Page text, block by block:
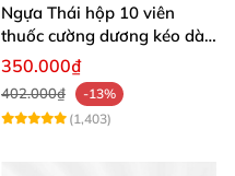
Ngựa Thái hộp 10 viên
thuốc cường dương kéo dài
cực mạnh
350.000₫
402.000₫
-13%
(1,403)